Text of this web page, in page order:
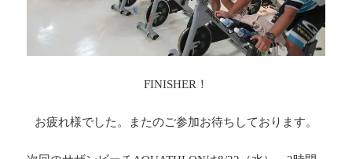
FINISHER！
お疲れ様でした。またのご参加お待ちしております。